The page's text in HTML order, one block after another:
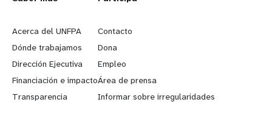
L
e
a
r
n
Acerca del UNFPA
Dónde trabajamos
Dirección Ejecutiva
Financiación e impacto
Transparencia
G
o
b
e
y
Contacto
Dona
Empleo
Área de prensa
Informar sobre irregularidades